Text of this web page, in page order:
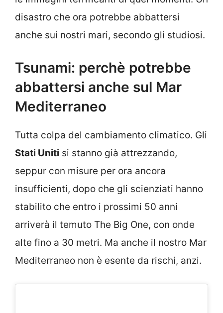
disastro che ora potrebbe abbattersi
anche sui nostri mari, secondo gli studiosi.
Tsunami: perchè potrebbe
abbattersi anche sul Mar
Mediterraneo
Tutta colpa del cambiamento climatico. Gli
Stati Uniti si stanno già attrezzando,
seppur con misure per ora ancora
insufficienti, dopo che gli scienziati hanno
stabilito che entro i prossimi 50 anni
arriverà il temuto The Big One, con onde
alte fino a 30 metri. Ma anche il nostro Mar
Mediterraneo non è esente da rischi, anzi.